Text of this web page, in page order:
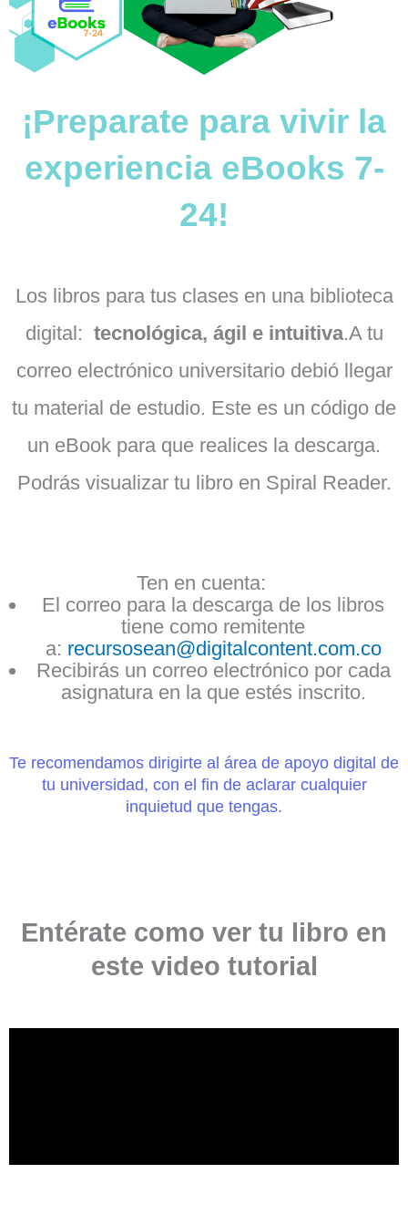
¡Preparate para vivir la
experiencia eBooks 7-
24!
Los libros para tus clases en una biblioteca
digital: tecnológica, ágil e intuitiva.A tu
correo electrónico universitario debió llegar
tu material de estudio. Este es un código de
un eBook para que realices la descarga.
Podrás visualizar tu libro en Spiral Reader.
Ten en cuenta:
El correo para la descarga de los libros
tiene como remitente
a: recursosean@digitalcontent.com.co
Recibirás un correo electrónico por cada
asignatura en la que estés inscrito.
Te recomendamos dirigirte al área de apoyo digital de
tu universidad, con el fin de aclarar cualquier
inquietud que tengas.
Entérate como ver tu libro en
este video tutorial